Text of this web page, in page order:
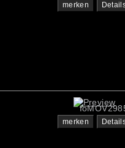
merken
merken